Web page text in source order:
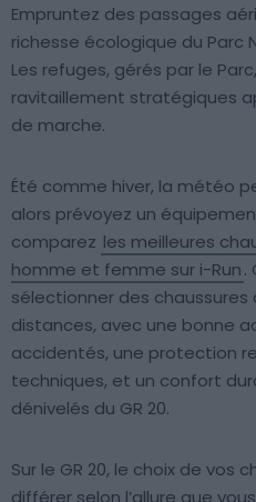
Empruntez des passages
richesse écologique du Parc
Les refuges, gérés par le
ravitaillement stratégiques
de marche.
Été comme hiver, la météo
alors prévoyez un
comparez les meilleures
homme et femme sur i-Run.
sélectionner des
distances, avec une bonne
accidentés, une protection
techniques, et un confort
dénivelés du GR 20.
Sur le GR 20, le choix de vos